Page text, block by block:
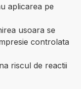
aplicarea pe
usoara se
controlata
riscul de reactii